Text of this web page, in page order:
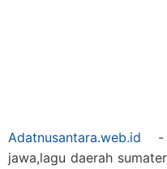
Adatnusantara.web.id -
jawa,lagu daerah